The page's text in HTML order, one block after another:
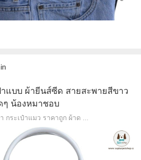
าแบบ ผ้ายีนส์ซีด สายสะพายสีขาว
ๆ น้องหมาชอบ
กระเป๋าแมว ราคาถูก ผ้าด ...